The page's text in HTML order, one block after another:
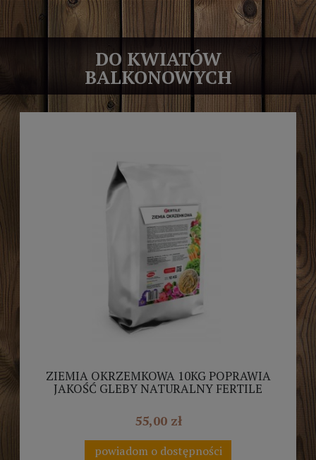
DO KWIATÓW
BALKONOWYCH
ZIEMIA OKRZEMKOWA 10KG POPRAWIA
JAKOŚĆ GLEBY NATURALNY FERTILE
55,00 zł
powiadom o dostępności